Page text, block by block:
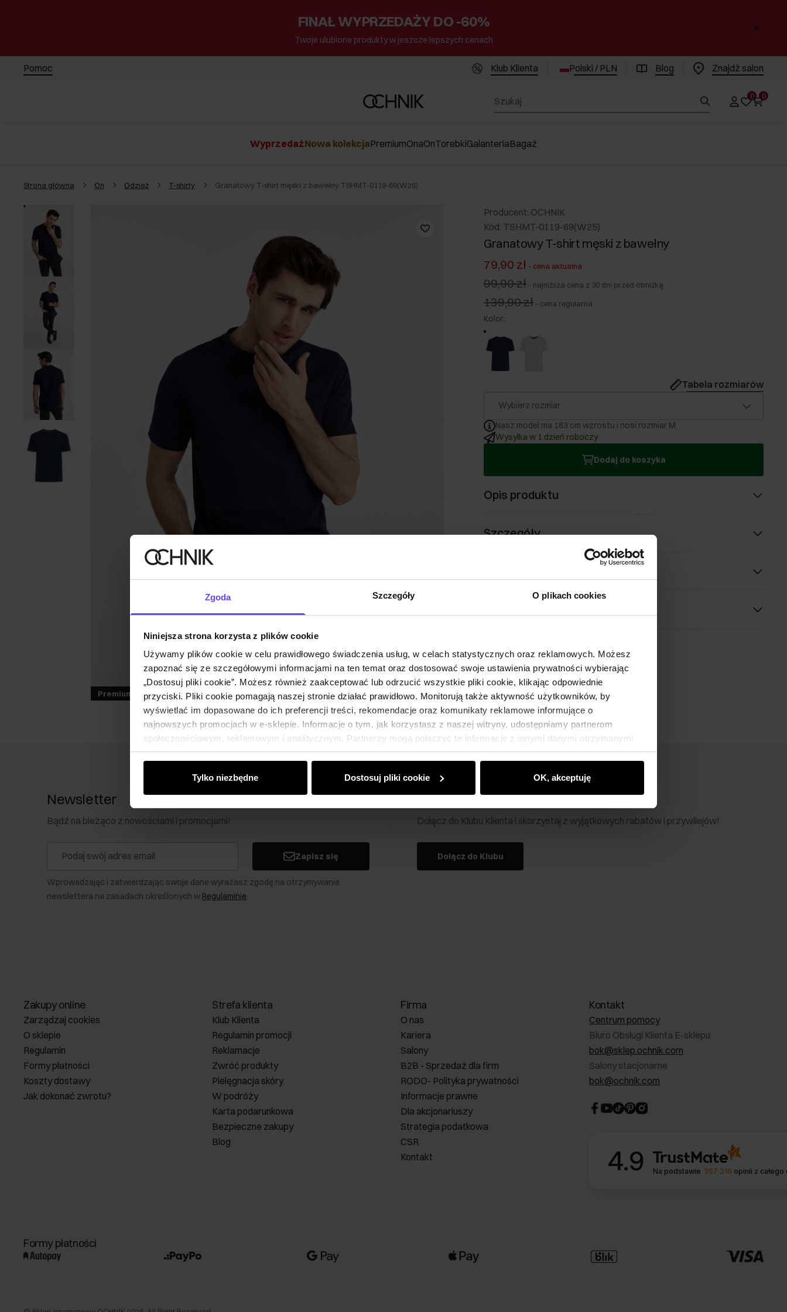
Zgoda Szczegóły O plikach cookies
Niniejsza strona korzysta z plików cookie
Używamy plików cookie w celu prawidłowego świadczenia usług, w celach statystycznych oraz reklamowych. Możesz
zapoznać się ze szczegółowymi informacjami na ten temat oraz dostosować swoje ustawienia prywatności wybierając
„Dostosuj pliki cookie”. Możesz również zaakceptować lub odrzucić wszystkie pliki cookie, klikając odpowiednie
przyciski. Pliki cookie pomagają naszej stronie działać prawidłowo. Monitorują także aktywność użytkowników, by
wyświetlać im dopasowane do ich preferencji treści, rekomendacje oraz komunikaty reklamowe informujące o
najnowszych promocjach w e-sklepie. Informacje o tym, jak korzystasz z naszej witryny, udostępniamy partnerom
społecznościowym, reklamowym i analitycznym. Partnerzy mogą połączyć te informacje z innymi danymi otrzymanymi
od Ciebie lub uzyskanymi podczas korzystania z ich usług.
Tylko niezbędne Dostosuj pliki cookie OK, akceptuję
FINAŁ WYPRZEDAŻY DO -60%
Twoje ulubione produkty w jeszcze lepszych cenach
Pomoc Klub Klienta Polski / PLN Blog Znajdż salon
0 0
WyprzedażNowa kolekcjaPremiumOnaOnTorebkiGalanteriaBagaż
Strona główna On Odzież T-shirty Granatowy T-shirt męski z bawełny TSHMT-0119-69(W25)
Premium
Producent: OCHNIK
Kod: TSHMT-0119-69(W25)
Granatowy T-shirt męski z bawełny
79,90 zł - cena aktualna
99,90 zł - najniższa cena z 30 dni przed obniżką
139,90 zł - cena regularna
Kolor:
Tabela rozmiarów
Wybierz rozmiar
Nasz model ma 183 cm wzrostu i nosi rozmiar M.
Wysyłka w 1 dzień roboczy
Dodaj do koszyka
Opis produktu
Szczegóły
Newsletter
Bądź na bieżąco z nowościami i promocjami!
Zapisz się
Wprowadzając i zatwierdzając swoje dane wyrażasz zgodę na otrzymywanie
newslettera na zasadach określonych w Regulaminie.
Klub Klienta Ochnik
Dołącz do Klubu Klienta i skorzystaj z wyjątkowych rabatów i przywilejów!
Dołącz do Klubu
Zakupy online
Zarządzaj cookies
O sklepie
Regulamin
Formy płatności
Koszty dostawy
Jak dokonać zwrotu?
Strefa klienta
Klub Klienta
Regulamin promocji
Reklamacje
Zwróć produkty
Pielęgnacja skóry
W podróży
Karta podarunkowa
Bezpieczne zakupy
Blog
Firma
O nas
Kariera
Salony
B2B - Sprzedaż dla firm
RODO- Polityka prywatności
Informacje prawne
Dla akcjonariuszy
Strategia podatkowa
CSR
Kontakt
Kontakt
Centrum pomocy
Biuro Obsługi Klienta E-sklepu
bok@sklep.ochnik.com
Salony stacjonarne
bok@ochnik.com
4.9 Na podstawie 357 216 opinii z
Formy płatności